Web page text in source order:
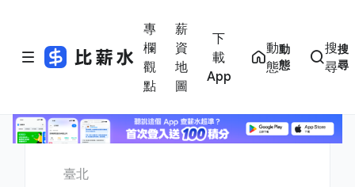
專
欄
觀
點
薪
資
地
圖
下
載
App
動
態
動
態
搜
尋
搜
尋
臺北